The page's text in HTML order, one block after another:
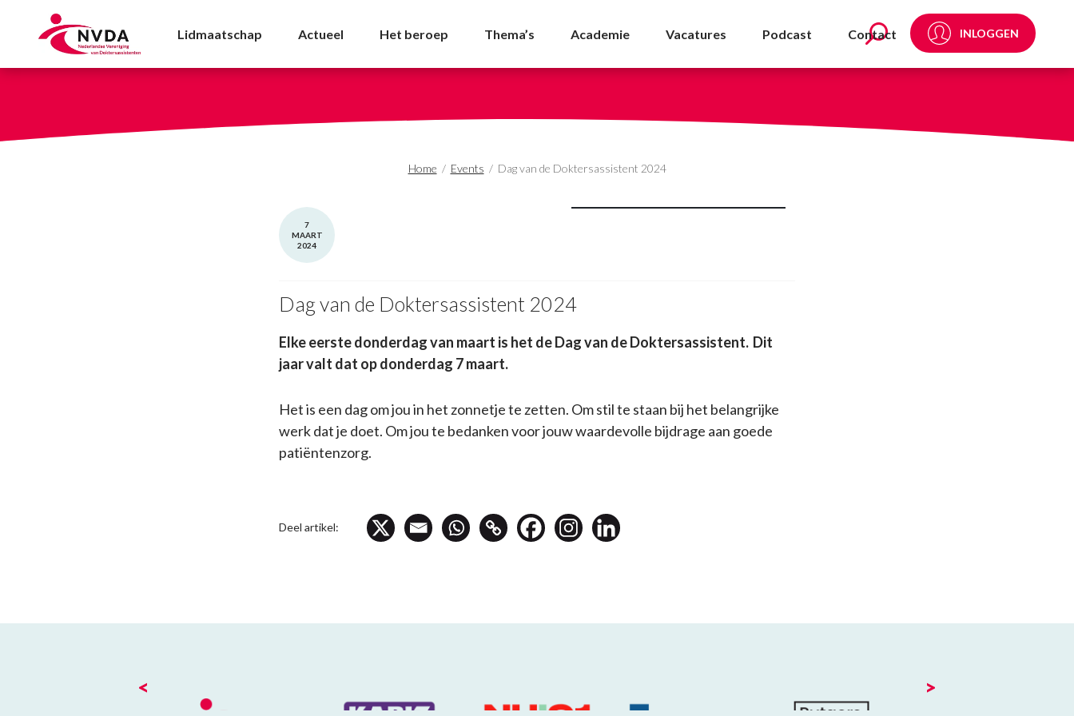
Dag van de Doktersassistent 2024 - NVDA
Lidmaatschap Actueel Het beroep Thema’s Academie Vacatures Podcast Contact INLOGGEN
Home / Events / Dag van de Doktersassistent 2024
7
MAART
2024
Dag van de Doktersassistent 2024
Elke eerste donderdag van maart is het de Dag van de Doktersassistent. Dit
jaar valt dat op donderdag 7 maart.
Het is een dag om jou in het zonnetje te zetten. Om stil te staan bij het belangrijke
werk dat je doet. Om jou te bedanken voor jouw waardevolle bijdrage aan goede
patiëntenzorg.
Deel artikel:
< >